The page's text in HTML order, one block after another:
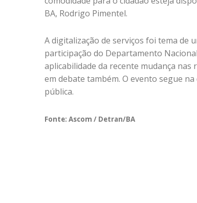
BA, Rodrigo Pimentel.
A digitalização de serviços foi tema de
participação do Departamento
aplicabilidade da recente mudança
em debate também. O evento segue
pública.
Fonte: Ascom / Detran/BA